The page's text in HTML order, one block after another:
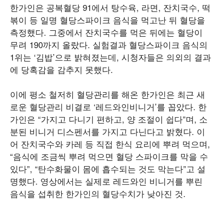
한가인은 공복혈당 91에서 탕수육, 라면, 잔치국수, 떡
볶이 등 일명 혈당스파이크 음식을 먹고난 뒤 혈당을
측정했다. 그중에서 잔치국수를 먹은 뒤에는 혈당이
무려 190까지 올랐다. 실험결과 혈당스파이크 음식의
1위는 ‘김밥’으로 밝혀졌는데, 시청자들은 의외의 결과
에 당혹감을 감추지 못했다.
이에 평소 철저히 혈당관리를 해온 한가인은 최근 새
로운 혈당관리 비결로 ‘레드와인비니거’를 꼽았다. 한
가인은 “가지고 다니기 편하고, 양 조절이 쉽다”며, 소
분된 비니거 디스펜서를 가지고 다닌다고 밝혔다. 이
어 잔치국수와 카레 등 직접 한식 요리에 뿌려 먹으며,
“음식에 조금씩 뿌려 먹으면 혈당 스파이크를 막을 수
있다”, “탄수화물이 몸에 흡수되는 것도 막는다”고 설
명했다. 영상에서는 실제로 레드와인 비니거를 뿌린
음식을 섭취한 한가인의 혈당수치가 낮아진 것.